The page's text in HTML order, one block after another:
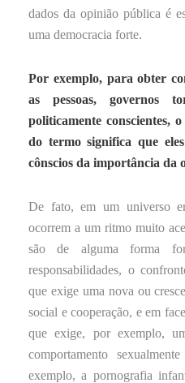
dados da opinião pública é
uma democracia forte.
Por exemplo, para obter
as pessoas, governos
politicamente conscientes,
do termo significa que
cônscios da importância da
De fato, em um universo
ocorrem a um ritmo muito
são de alguma forma
responsabilidades, o
que exige uma nova ou
social e cooperação, e em
que exige, por exemplo,
comportamento
exemplo, a pornografia